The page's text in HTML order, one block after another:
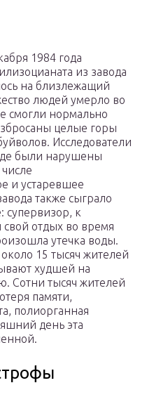
1984 года
из завода
на близлежащий
людей умерло во
смогли нормально
целые горы
Исследователи
были нарушены
и устаревшее
также сыграло
супервизор, к
отдых во время
утечка воды.
15 тысяч жителей
худшей на
Сотни тысяч жителей
памяти,
полиорганная
день эта